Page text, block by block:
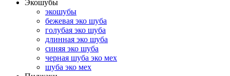
Экошубы
экошубы
бежевая эко шуба
голубая эко шуба
длинная эко шуба
синяя эко шуба
черная шуба эко мех
шуба эко мех